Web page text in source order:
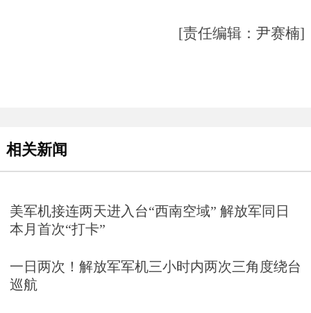
[责任编辑：尹赛楠]
相关新闻
美军机接连两天进入台“西南空域” 解放军同日
本月首次“打卡”
一日两次！解放军军机三小时内两次三角度绕台
巡航